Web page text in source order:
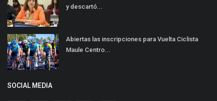
y descartó...
Abiertas las inscripciones para Vuelta Ciclista
Maule Centro...
SOCIAL MEDIA